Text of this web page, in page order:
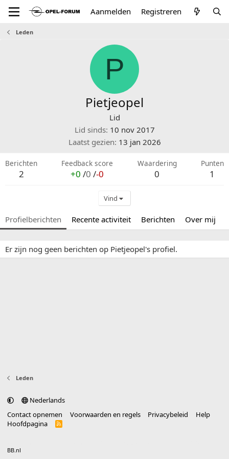
Aanmelden Registreren
Leden
P
Pietjeopel
Lid
Lid sinds 10 nov 2017
Laatst gezien 13 jan 2026
Berichten
2
Feedback score
+0 /0 /-0
Waardering
0
Punten
1
Vind
Profielberichten Recente activiteit Berichten Over mij
Er zijn nog geen berichten op Pietjeopel's profiel.
Leden
Nederlands
Contact opnemen
Voorwaarden en regels Privacybeleid
Help
Hoofdpagina
R
BB.nl